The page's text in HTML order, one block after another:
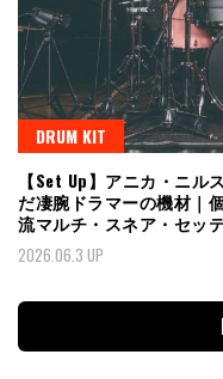
DRUM KIT
【Set Up】アニカ・ニル
だ凄腕ドラマーの機材｜
流マルチ・スネア・セッ
2026.06.3 UP